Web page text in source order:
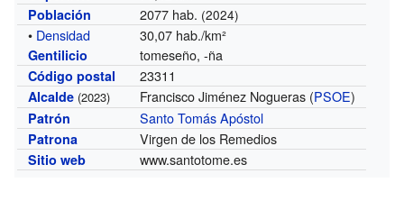
Población 2077 hab. (2024)
• Densidad 30,07 hab./km²
Gentilicio tomeseño, -ña
Código postal 23311
Alcalde (2023) Francisco Jiménez Nogueras (PSOE)
Patrón Santo Tomás Apóstol
Patrona Virgen de los Remedios
Sitio web www.santotome.es